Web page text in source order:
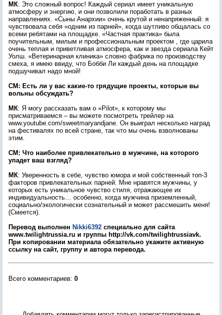
МК: Это сложный вопрос! Каждый сериал имеет уникальную
атмосферу и энергию, и они позволили поработать в разных
направлениях. «Сыны Анархии» очень крутой и ненапряженный: я
чувствовала себя «одним из парней», когда шутливо общалась со
всеми ребятами на площадке. «Частная практика» была
поучительным, милым и профессиональным проектом , где царила
очень теплая и приветливая атмосфера, как и звезда сериала Кейт
Уолш. «Ветеринарная клиника» словно фабрика по производству
смеха, я имею ввиду, что Бобби Ли каждый день на площадке
подшучивал надо мной!
СМ: Есть ли у вас какие-то грядущие проекты, которые вы
вольны обсуждать?
МК: Я могу рассказать вам о «Pilot», к которому мы
присматриваемся – вы можете посмотреть трейлер на
www.youtube.com/sweetmaryandjane. Он выиграл несколько наград
на фестивалях по всей стране, так что мы очень взволнованы
этим.
СМ: Что наиболее привлекательно в мужчине, на которого
упадет ваш взгляд?
МК: Уверенность в себе, чувство юмора и мой собственный топ-3
факторов привлекательных парней. Мне нравятся мужчины, у
которых есть уникальное чувство стиля, отражающее их
индивидуальность… особенно, когда мужчина приземленный,
социально/экологически сознательный и может рассмешить меня!
(Смеется).
Перевод выполнен Nikki6392 специально для сайта
www.twilightrussia.ru и группы http://vk.com/twilightrussiavk.
При копировании материала обязательно укажите активную
ссылку на сайт, группу и автора перевода.
Всего комментариев: 0